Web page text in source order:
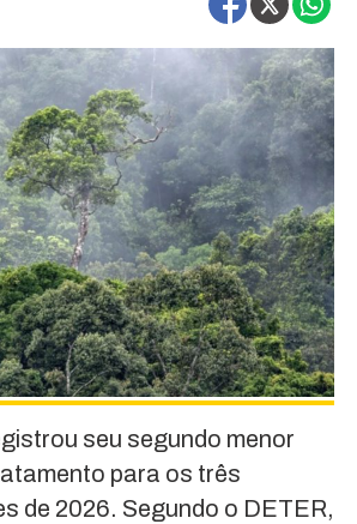
seu segundo menor
para os três
de 2026. Segundo o DETER,